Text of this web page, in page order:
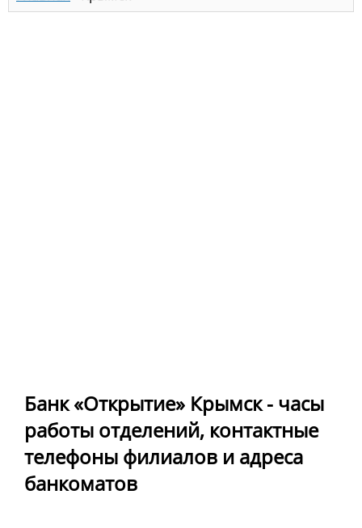
Банк «Открытие» Крымск - часы
работы отделений, контактные
телефоны филиалов и адреса
банкоматов